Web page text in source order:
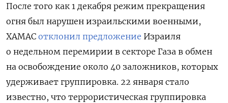
После того как 1 декабря режим прекращения
огня был нарушен израильскими военными,
ХАМАС отклонил предложение Израиля
о недельном перемирии в секторе Газа в обмен
на освобождение около 40 заложников, которых
удерживает группировка. 22 января стало
известно, что террористическая группировка